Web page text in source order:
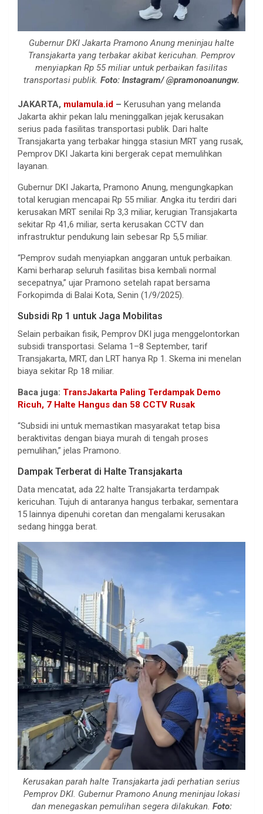
Gubernur DKI Jakarta Pramono Anung meninjau halte
Transjakarta yang terbakar akibat kericuhan. Pemprov
menyiapkan Rp 55 miliar untuk perbaikan fasilitas
transportasi publik. Foto: Instagram/ @pramonoanungw.
JAKARTA, mulamula.id – Kerusuhan yang melanda
Jakarta akhir pekan lalu meninggalkan jejak kerusakan
serius pada fasilitas transportasi publik. Dari halte
Transjakarta yang terbakar hingga stasiun MRT yang rusak,
Pemprov DKI Jakarta kini bergerak cepat memulihkan
layanan.
Gubernur DKI Jakarta, Pramono Anung, mengungkapkan
total kerugian mencapai Rp 55 miliar. Angka itu terdiri dari
kerusakan MRT senilai Rp 3,3 miliar, kerugian Transjakarta
sekitar Rp 41,6 miliar, serta kerusakan CCTV dan
infrastruktur pendukung lain sebesar Rp 5,5 miliar.
“Pemprov sudah menyiapkan anggaran untuk perbaikan.
Kami berharap seluruh fasilitas bisa kembali normal
secepatnya,” ujar Pramono setelah rapat bersama
Forkopimda di Balai Kota, Senin (1/9/2025).
Subsidi Rp 1 untuk Jaga Mobilitas
Selain perbaikan fisik, Pemprov DKI juga menggelontorkan
subsidi transportasi. Selama 1–8 September, tarif
Transjakarta, MRT, dan LRT hanya Rp 1. Skema ini menelan
biaya sekitar Rp 18 miliar.
Baca juga: TransJakarta Paling Terdampak Demo
Ricuh, 7 Halte Hangus dan 58 CCTV Rusak
“Subsidi ini untuk memastikan masyarakat tetap bisa
beraktivitas dengan biaya murah di tengah proses
pemulihan,” jelas Pramono.
Dampak Terberat di Halte Transjakarta
Data mencatat, ada 22 halte Transjakarta terdampak
kericuhan. Tujuh di antaranya hangus terbakar, sementara
15 lainnya dipenuhi coretan dan mengalami kerusakan
sedang hingga berat.
Kerusakan parah halte Transjakarta jadi perhatian serius
Pemprov DKI. Gubernur Pramono Anung meninjau lokasi
dan menegaskan pemulihan segera dilakukan. Foto: